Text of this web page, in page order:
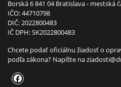
Borská 6 841 04 Bratislava - mestská
IČO: 44710798
DIČ: 2022800483
IČ DPH: SK2022800483
Chcete podať oficiálnu žiadosť o
podľa zákona? Napíšte na